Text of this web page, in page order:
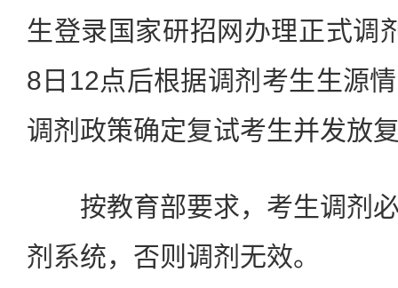
生登录国家研招网办理正式调
8日12点后根据调剂考生生源
调剂政策确定复试考生并发放
按教育部要求，考生调剂必
剂系统，否则调剂无效。